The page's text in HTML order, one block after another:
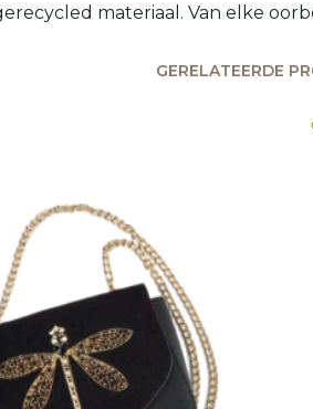
materiaal. Van elke
GERELATEERDE